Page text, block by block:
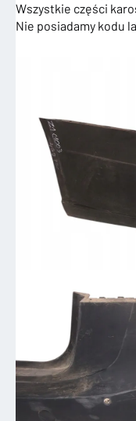
Wszystkie części
Nie posiadamy kodu